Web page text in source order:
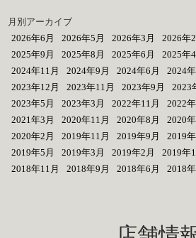
月別アーカイブ
2026年6月
2026年5月 2026年3月 2026年
2025年9月
2025年8月 2025年6月 2025年
2024年11月
2024年9月 2024年6月 2024
2023年12月
2023年11月 2023年9月 2023
2023年5月
2023年3月 2022年11月 2022
2021年3月
2020年11月 2020年8月 2020
2020年2月
2019年11月 2019年9月 2019
2019年5月
2019年3月 2019年2月 2019年
2018年11月
2018年9月 2018年6月 2018